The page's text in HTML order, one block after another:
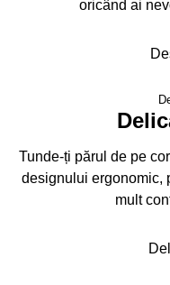
oricând ai
Tunde-ți părul de pe
designului ergonomic,
mult